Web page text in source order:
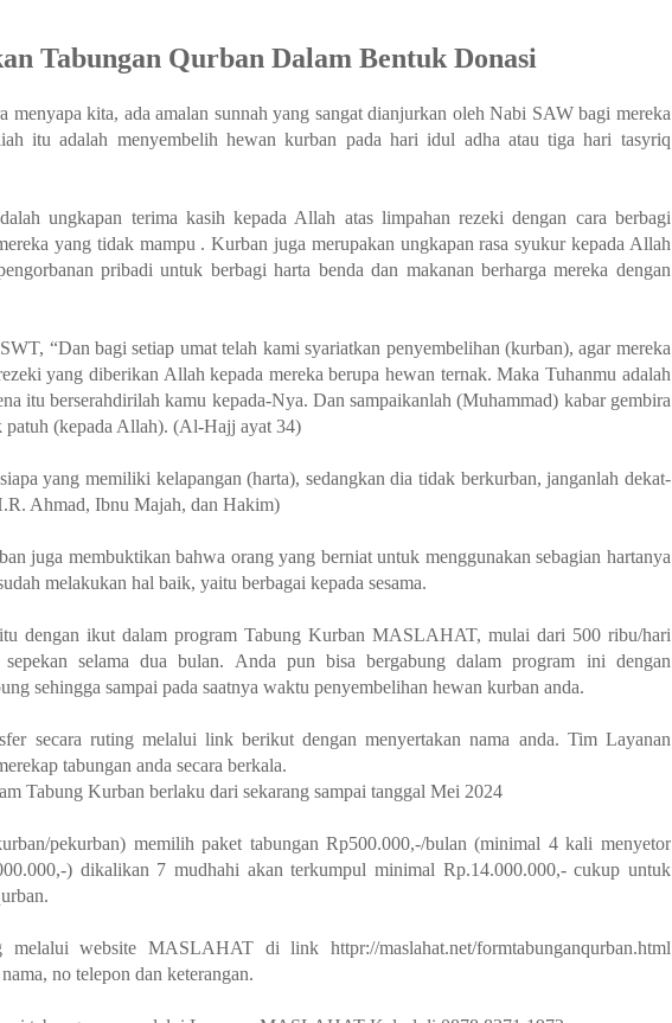
Tabungan Qurban Dalam Bentuk Donasi
menyapa kita, ada amalan sunnah yang sangat dianjurkan oleh Nabi SAW bagi mereka
itu adalah menyembelih hewan kurban pada hari idul adha atau tiga hari tasyriq
ungkapan terima kasih kepada Allah atas limpahan rezeki dengan cara berbagi
yang tidak mampu . Kurban juga merupakan ungkapan rasa syukur kepada Allah
pribadi untuk berbagi harta benda dan makanan berharga mereka dengan
“Dan bagi setiap umat telah kami syariatkan penyembelihan (kurban), agar mereka
yang diberikan Allah kepada mereka berupa hewan ternak. Maka Tuhanmu adalah
itu berserahdirilah kamu kepada-Nya. Dan sampaikanlah (Muhammad) kabar gembira
patuh (kepada Allah). (Al-Hajj ayat 34)
yang memiliki kelapangan (harta), sedangkan dia tidak berkurban, janganlah dekat-
Ahmad, Ibnu Majah, dan Hakim)
juga membuktikan bahwa orang yang berniat untuk menggunakan sebagian hartanya
melakukan hal baik, yaitu berbagai kepada sesama.
dengan ikut dalam program Tabung Kurban MASLAHAT, mulai dari 500 ribu/hari
selama dua bulan. Anda pun bisa bergabung dalam program ini dengan
sehingga sampai pada saatnya waktu penyembelihan hewan kurban anda.
secara ruting melalui link berikut dengan menyertakan nama anda. Tim Layanan
tabungan anda secara berkala.
Tabung Kurban berlaku dari sekarang sampai tanggal Mei 2024
pekurban) memilih paket tabungan Rp500.000,-/bulan (minimal 4 kali menyetor
) dikalikan 7 mudhahi akan terkumpul minimal Rp.14.000.000,- cukup untuk
melalui website MASLAHAT di link httpr://maslahat.net/formtabunganqurban.html
no telepon dan keterangan.